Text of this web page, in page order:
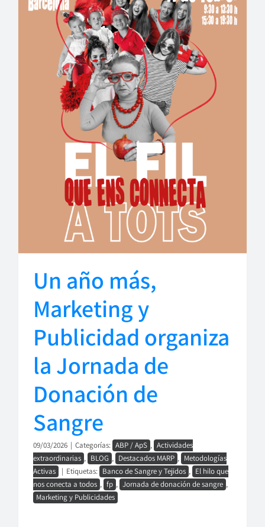
Un año más,
Marketing y
Publicidad organiza
la Jornada de
Donación de
Sangre
09/03/2026 | Categorías: ABP / ApS , Actividades
extraordinarias , BLOG , Destacados MARP , Metodologías
Activas
| Etiquetas: Banco de Sangre y Tejidos , El hilo que
nos conecta a todos , fp , Jornada de donación de sangre ,
Marketing y Publicidades